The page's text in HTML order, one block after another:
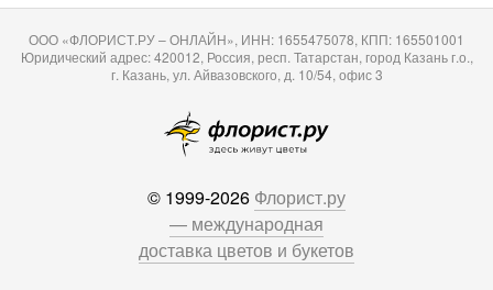
ООО «ФЛОРИСТ.РУ – ОНЛАЙН», ИНН: 1655475078, КПП: 165501001
Юридический адрес: 420012, Россия, респ. Татарстан, город Казань г.о.,
г. Казань, ул. Айвазовского, д. 10/54, офис 3
© 1999-2026 Флорист.ру
— международная
доставка цветов и букетов